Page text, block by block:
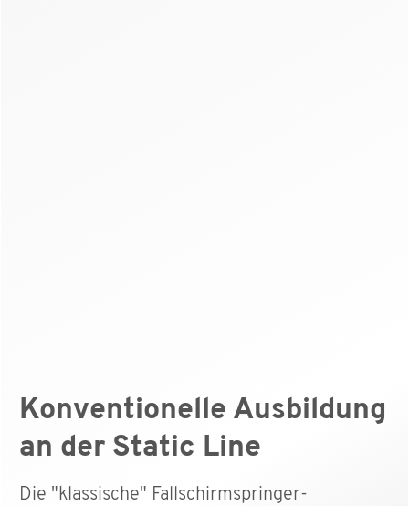
Konventionelle Ausbildung
an der Static Line
Die "klassische" Fallschirmspringer-